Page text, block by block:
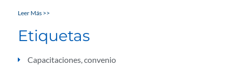
Leer Más >>
Etiquetas
Capacitaciones,convenio